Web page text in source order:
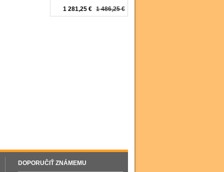
1 281,25 € 1 486,25 €
DOPORUČIŤ ZNÁMEMU